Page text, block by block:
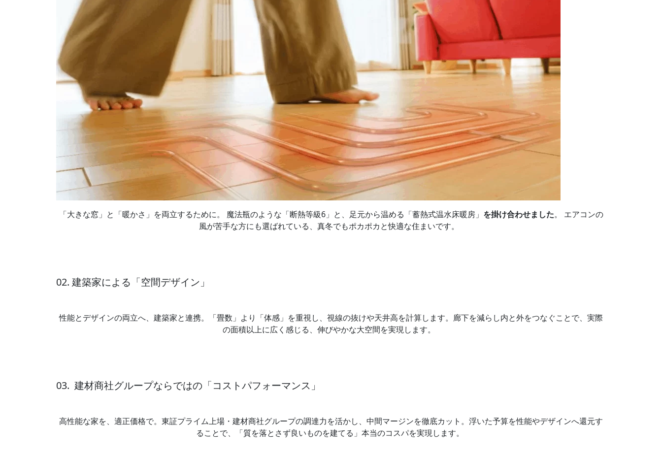
「大きな窓」と「暖かさ」を両立するために。 魔法瓶のような「断熱等級6」と、足元から温める「蓄熱式温水床暖房」 を掛け合わせました。 エアコンの
風が苦手な方にも選ばれている、真冬でもポカポカと快適な住まいです。
02. 建築家による「空間デザイン」
性能とデザインの両立へ、建築家と連携。「畳数」より「体感」を重視し、視線の抜けや天井高を計算します。廊下を減らし内と外をつなぐことで、実際
の面積以上に広く感じる、伸びやかな大空間を実現します。
03. 建材商社グループならではの「コストパフォーマンス」
高性能な家を、適正価格で。東証プライム上場・建材商社グループの調達力を活かし、中間マージンを徹底カット。浮いた予算を性能やデザインへ還元す
ることで、「質を落とさず良いものを建てる」本当のコスパを実現します。